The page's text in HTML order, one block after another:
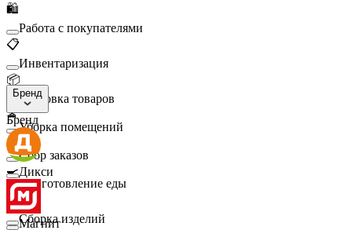
🛍️
Работа с покупателями
📋
Инвентаризация
📦
Упаковка товаров
🧹
Уборка помещений
🛒
Сбор заказов
🍳
Приготовление еды
🛠️
Сборка изделий
Бренд
Бренд
Дикси
Магнит